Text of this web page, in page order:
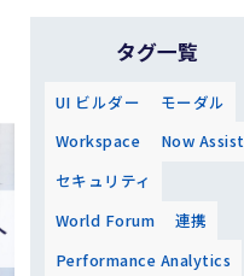
タグ一覧
UI ビルダー
モーダル
Workspace
Now Assist
セキュリティ
World Forum
連携
Performance Analytics